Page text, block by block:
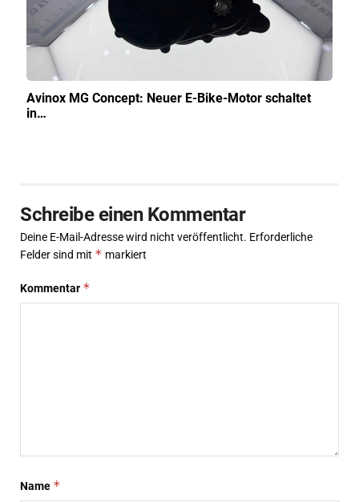
Avinox MG Concept: Neuer E-Bike-Motor schaltet
in…
Schreibe einen Kommentar
Deine E-Mail-Adresse wird nicht veröffentlicht. Erforderliche
Felder sind mit * markiert
Kommentar *
Name *